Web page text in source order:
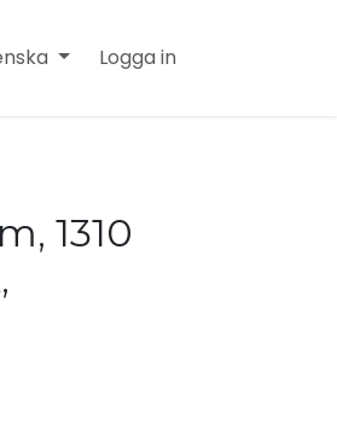
Logga in
1310